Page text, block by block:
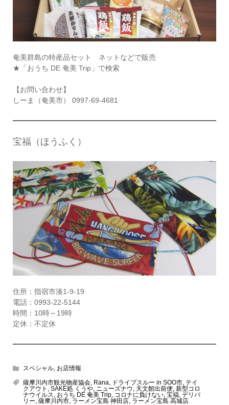
奄美群島の特産品セット ネットなどで販売
★「おうち DE 奄美 Trip」で検索
【お問い合わせ】
しーま（奄美市） 0997-69-4681
宝福（ほうふく）
住所：指宿市湊1-9-19
電話：0993-22-5144
時間：10時～19時
定休：不定休
スペシャル, お店情報
薩摩川内市観光物産協会, Rana ドライブスルー in SOO市, テイ
クアウト
SAKE処 くうや, ニューズナウ 天文館出前便, 新型コロ
ナウイルス
おうち DE 奄美 Trip, コロナに負けない, 宝福, デリバ
リー 薩摩川内市, ラーメン宝島 神田店, ラーメン宝島 高城店